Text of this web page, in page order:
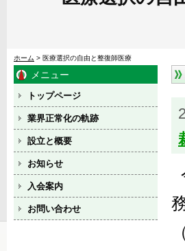
ホーム > 医療選択の自由と整復師医療
メニュー
トップページ
業界正常化の軌跡
設立と概要
お知らせ
入会案内
お問い合わせ